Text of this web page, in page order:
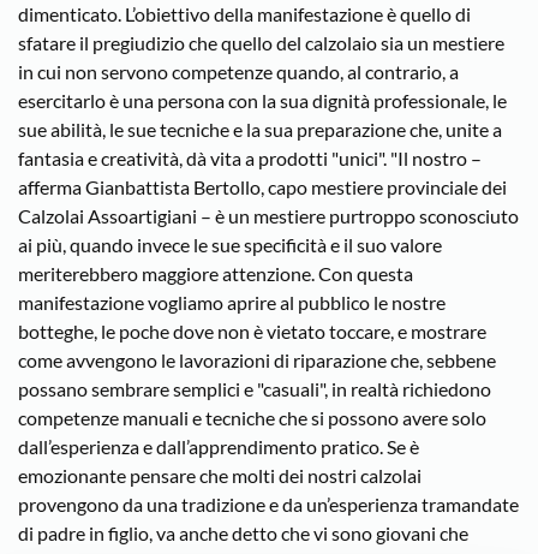
dimenticato. L’obiettivo della manifestazione è quello di
sfatare il pregiudizio che quello del calzolaio sia un mestiere
in cui non servono competenze quando, al contrario, a
esercitarlo è una persona con la sua dignità professionale, le
sue abilità, le sue tecniche e la sua preparazione che, unite a
fantasia e creatività, dà vita a prodotti "unici". "Il nostro –
afferma Gianbattista Bertollo, capo mestiere provinciale dei
Calzolai Assoartigiani – è un mestiere purtroppo sconosciuto
ai più, quando invece le sue specificità e il suo valore
meriterebbero maggiore attenzione. Con questa
manifestazione vogliamo aprire al pubblico le nostre
botteghe, le poche dove non è vietato toccare, e mostrare
come avvengono le lavorazioni di riparazione che, sebbene
possano sembrare semplici e "casuali", in realtà richiedono
competenze manuali e tecniche che si possono avere solo
dall’esperienza e dall’apprendimento pratico. Se è
emozionante pensare che molti dei nostri calzolai
provengono da una tradizione e da un’esperienza tramandate
di padre in figlio, va anche detto che vi sono giovani che